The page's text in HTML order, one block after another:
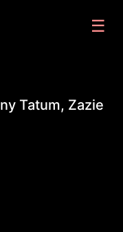
☰
Tatum, Zazie